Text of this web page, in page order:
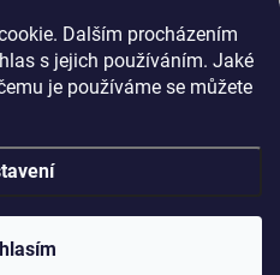
Dalším procházením
s jejich používáním. Jaké
je používáme se můžete
věříte už od roku 2016
Shoptet